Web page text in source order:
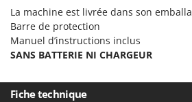
Schnitzer
Seven Italy
Shark
Simatech
La machine est livrée dans son
Barre de protection
Manuel d’instructions inclus
SANS BATTERIE NI CHARGEUR
Fiche technique